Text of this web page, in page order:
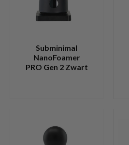
Subminimal
NanoFoamer
PRO Gen 2 Zwart